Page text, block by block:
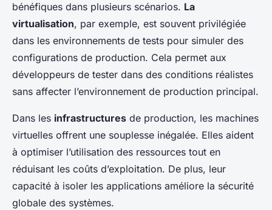
bénéfiques dans plusieurs scénarios. La
virtualisation, par exemple, est souvent privilégiée
dans les environnements de tests pour simuler des
configurations de production. Cela permet aux
développeurs de tester dans des conditions réalistes
sans affecter l’environnement de production principal.
Dans les infrastructures de production, les machines
virtuelles offrent une souplesse inégalée. Elles aident
à optimiser l’utilisation des ressources tout en
réduisant les coûts d’exploitation. De plus, leur
capacité à isoler les applications améliore la sécurité
globale des systèmes.